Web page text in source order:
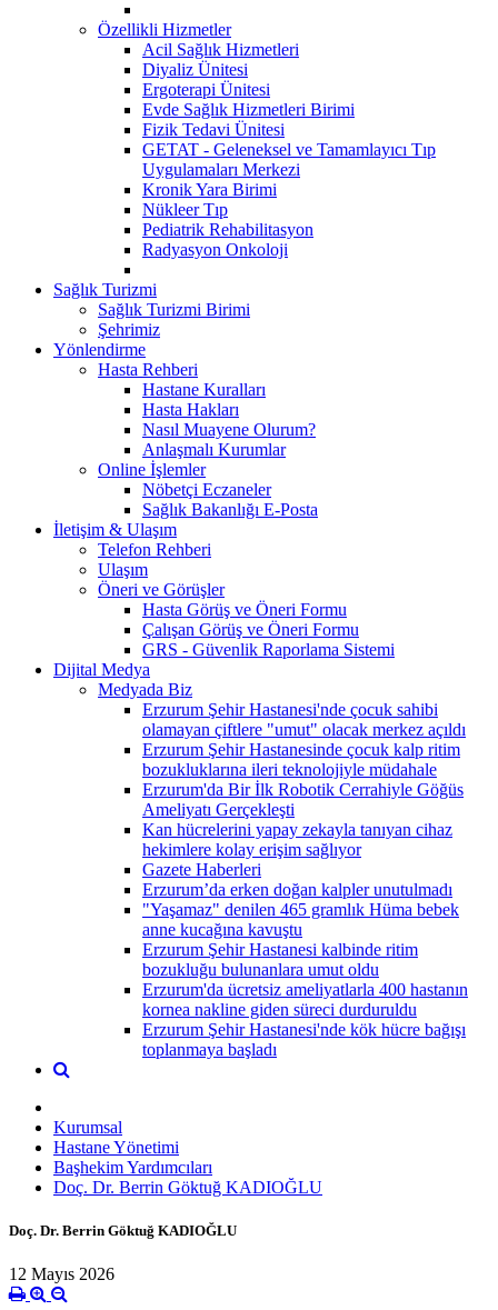
Özellikli Hizmetler
Acil Sağlık Hizmetleri
Diyaliz Ünitesi
Ergoterapi Ünitesi
Evde Sağlık Hizmetleri Birimi
Fizik Tedavi Ünitesi
GETAT - Geleneksel ve Tamamlayıcı Tıp
Uygulamaları Merkezi
Kronik Yara Birimi
Nükleer Tıp
Pediatrik Rehabilitasyon
Radyasyon Onkoloji
Sağlık Turizmi
Sağlık Turizmi Birimi
Şehrimiz
Yönlendirme
Hasta Rehberi
Hastane Kuralları
Hasta Hakları
Nasıl Muayene Olurum?
Anlaşmalı Kurumlar
Online İşlemler
Nöbetçi Eczaneler
Sağlık Bakanlığı E-Posta
İletişim & Ulaşım
Telefon Rehberi
Ulaşım
Öneri ve Görüşler
Hasta Görüş ve Öneri Formu
Çalışan Görüş ve Öneri Formu
GRS - Güvenlik Raporlama Sistemi
Dijital Medya
Medyada Biz
Erzurum Şehir Hastanesi'nde çocuk sahibi
olamayan çiftlere "umut" olacak merkez açıldı
Erzurum Şehir Hastanesinde çocuk kalp ritim
bozukluklarına ileri teknolojiyle müdahale
Erzurum'da Bir İlk Robotik Cerrahiyle Göğüs
Ameliyatı Gerçekleşti
Kan hücrelerini yapay zekayla tanıyan cihaz
hekimlere kolay erişim sağlıyor
Gazete Haberleri
Erzurum’da erken doğan kalpler unutulmadı
"Yaşamaz" denilen 465 gramlık Hüma bebek
anne kucağına kavuştu
Erzurum Şehir Hastanesi kalbinde ritim
bozukluğu bulunanlara umut oldu
Erzurum'da ücretsiz ameliyatlarla 400 hastanın
kornea nakline giden süreci durduruldu
Erzurum Şehir Hastanesi'nde kök hücre bağışı
toplanmaya başladı
Kurumsal
Hastane Yönetimi
Başhekim Yardımcıları
Doç. Dr. Berrin Göktuğ KADIOĞLU
Doç. Dr. Berrin Göktuğ KADIOĞLU
12 Mayıs 2026